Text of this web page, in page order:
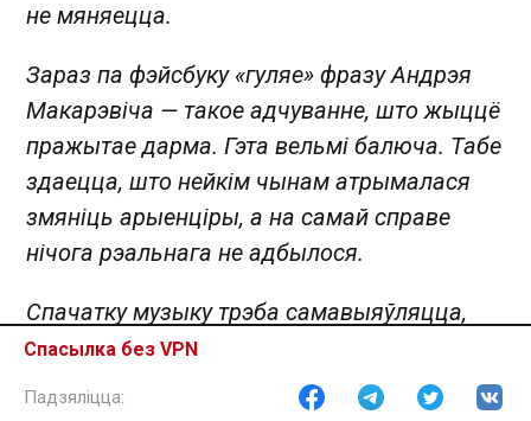
не мяняецца.
Зараз па фэйсбуку «гуляе» фразу Андрэя
Макарэвіча — такое адчуванне, што жыццё
пражытае дарма. Гэта вельмі балюча. Табе
здаецца, што нейкім чынам атрымалася
змяніць арыенціры, а на самай справе
нічога рэальнага не адбылося.
Спачатку музыку трэба самавыяўляцца,
прабівацца, а потым хочацца, каб цябе не
толькі слухалі, але і ПАЧУЛІ. Тут і разумееш,
Спасылка без VPN